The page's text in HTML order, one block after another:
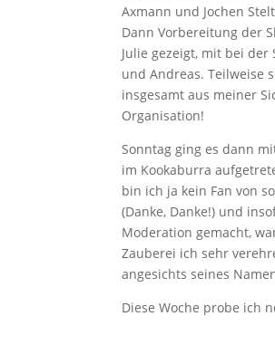
Axmann und Jochen
Dann Vorbereitung der
Julie gezeigt, mit bei der
und Andreas. Teilweise
insgesamt aus meiner
Organisation!
Sonntag ging es dann
im Kookaburra
bin ich ja kein Fan von
(Danke, Danke!) und
Moderation gemacht,
Zauberei ich sehr
angesichts seines
Diese Woche probe ich